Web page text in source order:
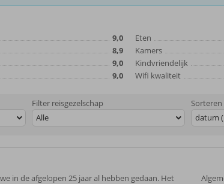
9,0
8,9
9,0
9,0
Eten
Kamers
Kindvriendelijk
Wifi kwaliteit
Filter reisgezelschap
Alle
Sorteren
datum
in de afgelopen 25 jaar al hebben gedaan. Het